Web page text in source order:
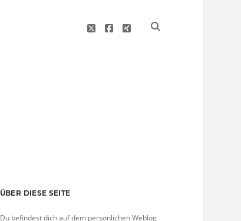
twitterfacebook
xing
Sidebar
ÜBER DIESE SEITE
Du befindest dich auf dem persönlichen Weblog